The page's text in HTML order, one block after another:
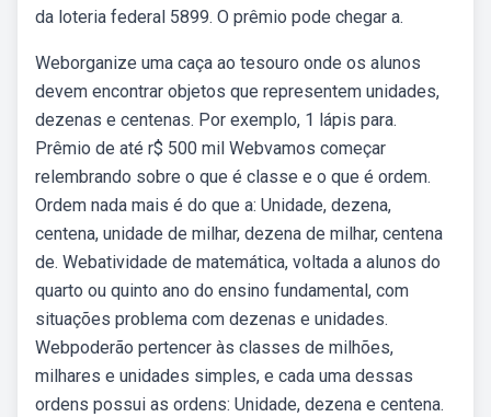
da loteria federal 5899. O prêmio pode chegar a.
Weborganize uma caça ao tesouro onde os alunos
devem encontrar objetos que representem unidades,
dezenas e centenas. Por exemplo, 1 lápis para.
Prêmio de até r$ 500 mil Webvamos começar
relembrando sobre o que é classe e o que é ordem.
Ordem nada mais é do que a: Unidade, dezena,
centena, unidade de milhar, dezena de milhar, centena
de. Webatividade de matemática, voltada a alunos do
quarto ou quinto ano do ensino fundamental, com
situações problema com dezenas e unidades.
Webpoderão pertencer às classes de milhões,
milhares e unidades simples, e cada uma dessas
ordens possui as ordens: Unidade, dezena e centena.